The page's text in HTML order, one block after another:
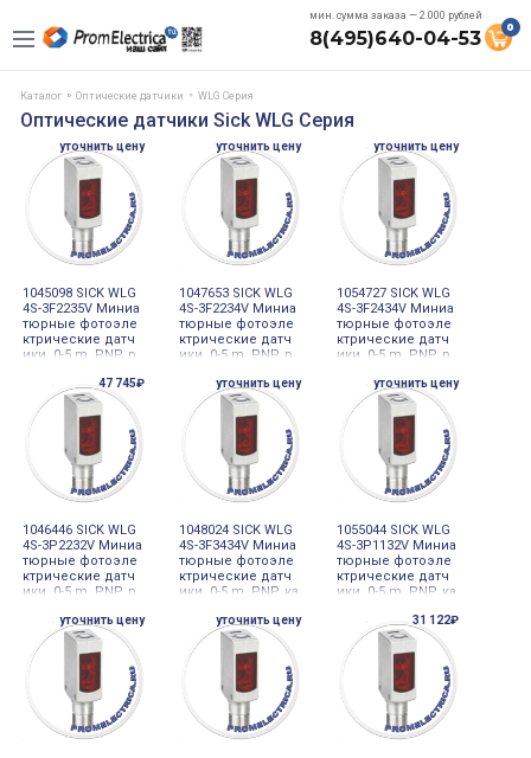
мин. сумма заказа — 2.000 рублей
8(495)640-04-53 0
Каталог Оптические датчики WLG Серия
Оптические датчики Sick WLG Серия
уточнить цену
1045098 SICK WLG
4S-3F2235V Миниа
тюрные фотоэле
ктрические датч
ики, 0-5 m, PNP, р
уточнить цену
1047653 SICK WLG
4S-3F2234V Миниа
тюрные фотоэле
ктрические датч
ики, 0-5 m, PNP, р
уточнить цену
1054727 SICK WLG
4S-3F2434V Миниа
тюрные фотоэле
ктрические датч
ики, 0-5 m, PNP, р
47 745₽
1046446 SICK WLG
4S-3P2232V Миниа
тюрные фотоэле
ктрические датч
ики, 0-5 m, PNP, р
уточнить цену
1048024 SICK WLG
4S-3F3434V Миниа
тюрные фотоэле
ктрические датч
ики, 0-5 m, PNP, ка
M12, 4-pin, 150 m
m, PVC
уточнить цену
1055044 SICK WLG
4S-3P1132V Миниа
тюрные фотоэле
ктрические датч
ики, 0-5 m, PNP, ка
й 2 m, PVC
уточнить цену уточнить цену 31 122₽